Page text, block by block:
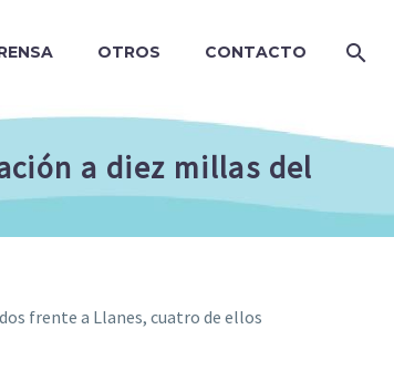
OTROS CONTACTO
a diez millas del
frente a Llanes, cuatro de ellos